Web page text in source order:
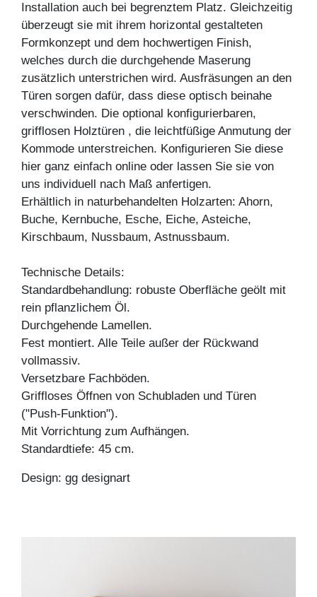
Installation auch bei begrenztem Platz. Gleichzeitig
überzeugt sie mit ihrem horizontal gestalteten
Formkonzept und dem hochwertigen Finish,
welches durch die durchgehende Maserung
zusätzlich unterstrichen wird. Ausfräsungen an den
Türen sorgen dafür, dass diese optisch beinahe
verschwinden. Die optional konfigurierbaren,
grifflosen Holztüren , die leichtfüßige Anmutung der
Kommode unterstreichen. Konfigurieren Sie diese
hier ganz einfach online oder lassen Sie sie von
uns individuell nach Maß anfertigen.
Erhältlich in naturbehandelten Holzarten: Ahorn,
Buche, Kernbuche, Esche, Eiche, Asteiche,
Kirschbaum, Nussbaum, Astnussbaum.
Technische Details:
Standardbehandlung: robuste Oberfläche geölt mit
rein pflanzlichem Öl.
Durchgehende Lamellen.
Fest montiert. Alle Teile außer der Rückwand
vollmassiv.
Versetzbare Fachböden.
Griffloses Öffnen von Schubladen und Türen
("Push-Funktion").
Mit Vorrichtung zum Aufhängen.
Standardtiefe: 45 cm.
Design: gg designart